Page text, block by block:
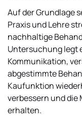
Auf der Grundlage
Praxis und Lehre
nachhaltige
Untersuchung legt
Kommunikation,
abgestimmte
Kaufunktion
verbessern und
erhalten.